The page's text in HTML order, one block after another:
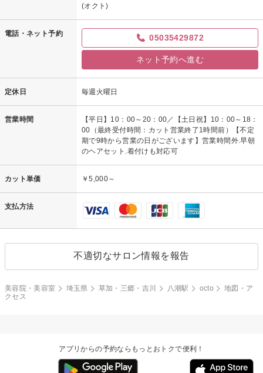
(オクト)
電話・ネット予約 05035429872
ネット予約へ進む
定休日 毎週火曜日
営業時間
【平日】10：00～20：00／【土日祝】10：00～18：
00（最終受付時間：カット営業終了1時間前）【不定
期で9時から営業の日がございます】営業時間外.早朝
のヘアセット.着付けも対応可
カット単価 ￥5,000～
支払方法
不適切なサロン情報を報告
美容院・美容室 埼玉県 草加・三郷・吉川 八潮駅 octo
地図・ア
クセス
アプリからの予約ならもっとおトクで便利！